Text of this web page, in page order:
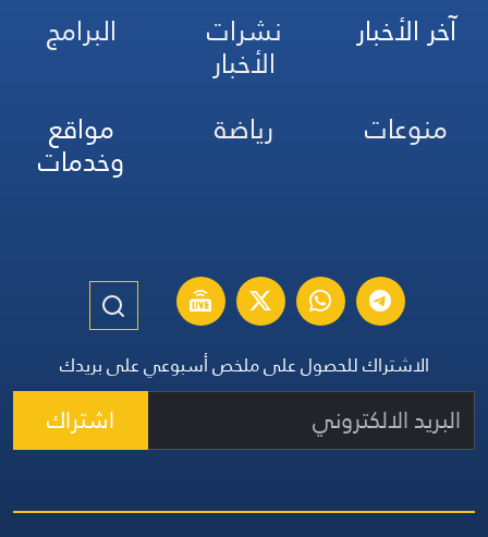
آخر الأخبار نشرات
الأخبار
البرامج
منوعات
رياضة مواقع
وخدمات
الاشتراك للحصول على ملخص أسبوعي على بريدك
اشتراك